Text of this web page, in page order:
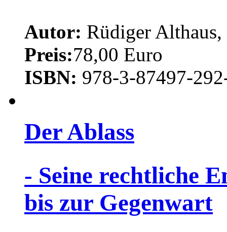
Autor: Rüdiger
Preis:78,00 Euro
ISBN: 978-3-87497-
Der Ablass
- Seine rechtliche
bis zur Gegenwart